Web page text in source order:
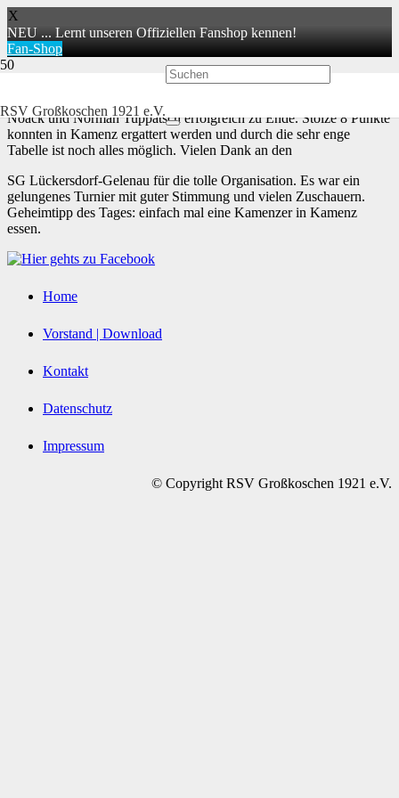
X
NEU ... Lernt unseren Offiziellen Fanshop kennen!
Fan-Shop
RSV Großkoschen 1921 e.V.
Noack und Norman Tuppatsch erfolgreich zu Ende. Stolze 8 Punkte
konnten in Kamenz ergattert werden und durch die sehr enge
Tabelle ist noch alles möglich. Vielen Dank an den
SG Lückersdorf-Gelenau für die tolle Organisation. Es war ein
gelungenes Turnier mit guter Stimmung und vielen Zuschauern.
Geheimtipp des Tages: einfach mal eine Kamenzer in Kamenz
essen.
Home
Vorstand | Download
Kontakt
Datenschutz
Impressum
© Copyright RSV Großkoschen 1921 e.V.